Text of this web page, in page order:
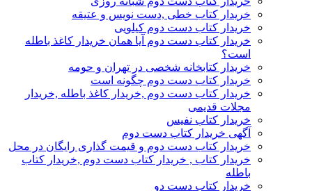
خریدار کتاب خطی ,دست نویس و عتیقه
خریدار کتاب دست دوم کیلویی
خریدار کتاب دست دوم آیا همان خریدار کاغذ باطله
است؟
خریدار کتابخانه شخصی در تهران و حومه
خریدار کتاب دست دوم چگونه است
خریدار کتاب دست دوم ,خریدار کاغذ باطله ,خریدار
مجلات قدیمی
خریدار کتاب نفیس
آگهی خریدار کتاب دست دوم
خریدار کتاب دست دوم و قیمت گذاری رایگان در محل
خریدار کتاب , خریدار کتاب دست دوم ,خریدار کتاب
باطله
خریدار کتاب دست دو